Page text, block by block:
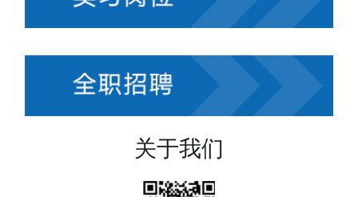
关于我们